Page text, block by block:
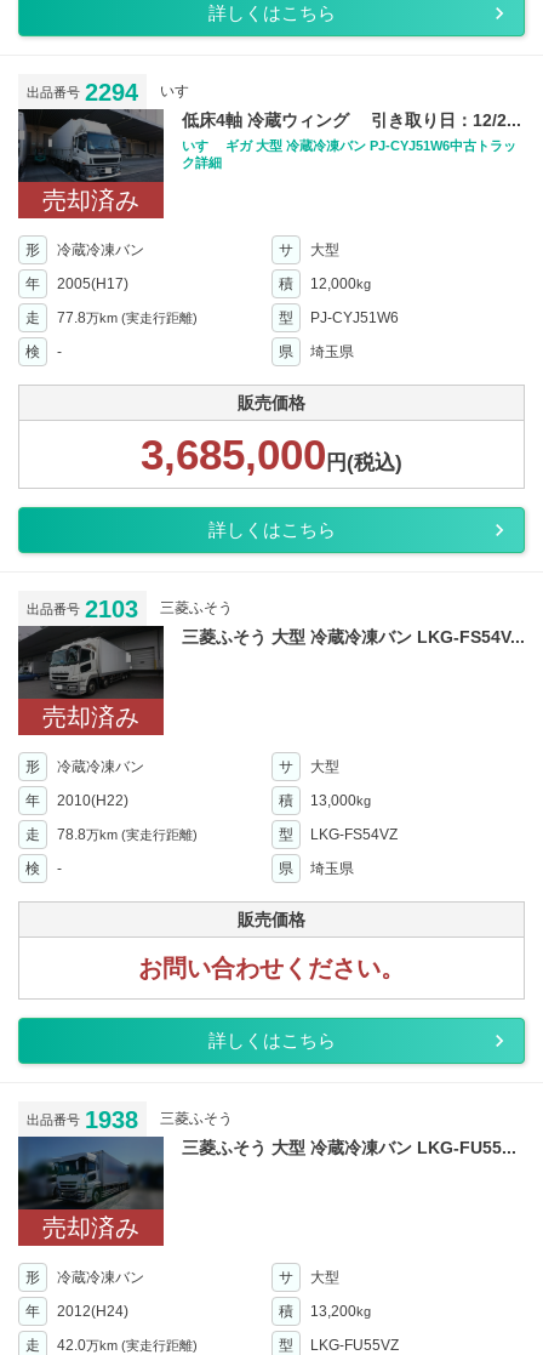
詳しくはこちら
出品番号 2294 いすゞ
売却済み
低床4軸 冷蔵ウィング 引き取り日：12/2...
いすゞ ギガ 大型 冷蔵冷凍バン PJ-CYJ51W6中古トラッ
ク詳細
形 冷蔵冷凍バン サ
大型
年
2005(H17) 積 12,000kg
走 77.8万km (実走行距離) 型
PJ-CYJ51W6
検
- 県 埼玉県
販売価格
3,685,000 円(税込)
詳しくはこちら
出品番号 2103 三菱ふそう
売却済み
三菱ふそう 大型 冷蔵冷凍バン LKG-FS54V...
形 冷蔵冷凍バン サ
大型
年
2010(H22) 積 13,000kg
走 78.8万km (実走行距離) 型
LKG-FS54VZ
検
- 県 埼玉県
販売価格
お問い合わせください。
詳しくはこちら
出品番号 1938 三菱ふそう
売却済み
三菱ふそう 大型 冷蔵冷凍バン LKG-FU55...
形 冷蔵冷凍バン サ
大型
年
2012(H24) 積 13,200kg
走 42.0万km (実走行距離) 型
LKG-FU55VZ